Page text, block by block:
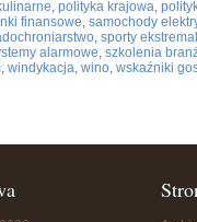
, polityka krajowa,
finansowe, samochody
, sporty
alarmowe, szkolenia
, windykacja, wino, wskaźniki